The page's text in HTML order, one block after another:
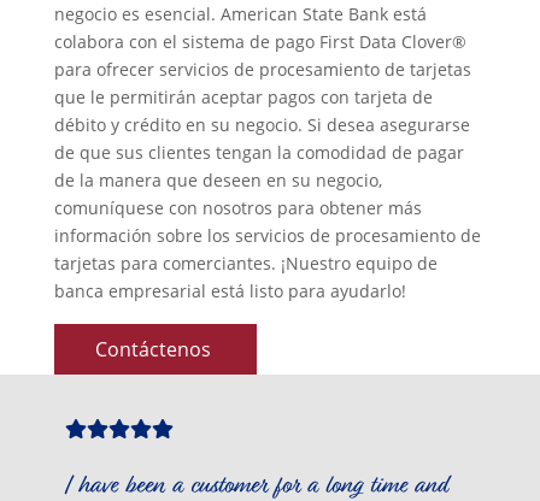
negocio es esencial. American State Bank está
colabora con el sistema de pago First Data Clover®
para ofrecer servicios de procesamiento de tarjetas
que le permitirán aceptar pagos con tarjeta de
débito y crédito en su negocio. Si desea asegurarse
de que sus clientes tengan la comodidad de pagar
de la manera que deseen en su negocio,
comuníquese con nosotros para obtener más
información sobre los servicios de procesamiento de
tarjetas para comerciantes. ¡Nuestro equipo de
banca empresarial está listo para ayudarlo!
Contáctenos
StarStarStar
StarStar
I have been a customer for a long time and